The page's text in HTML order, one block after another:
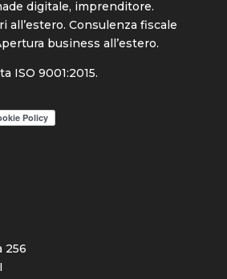
digitale, imprenditore.
all’estero. Consulenza fiscale
business all’estero.
ISO 9001:2015.
256